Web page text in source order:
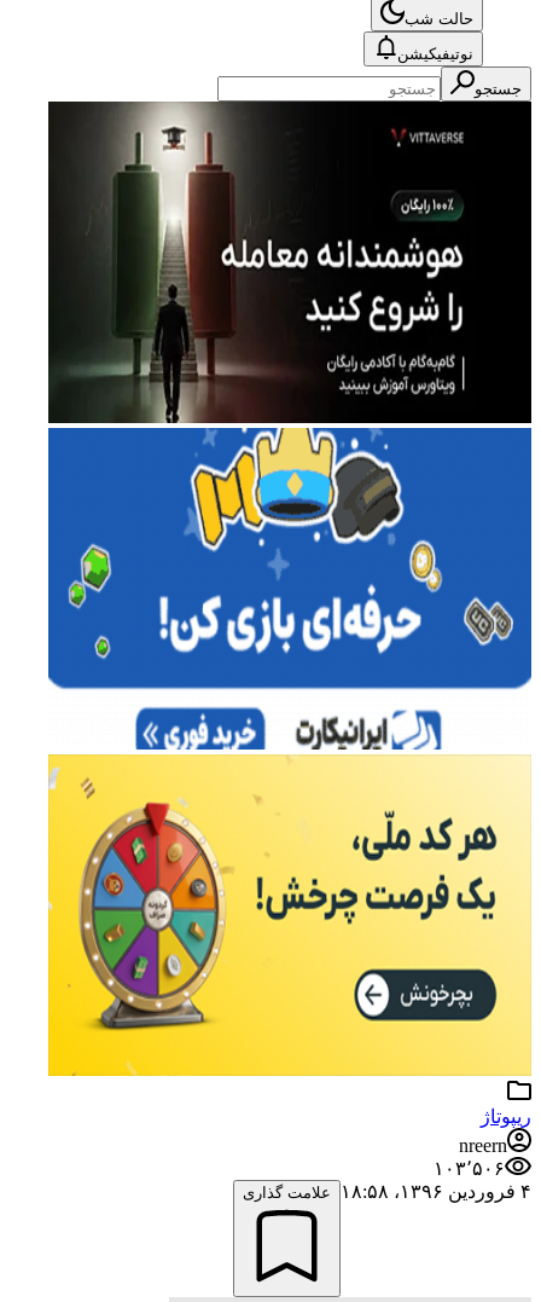
حالت شب
نوتیفیکیشن
جستجو
ریپوتاژ
nreern
۱۰۳٬۵۰۶
۴ فروردین ۱۳۹۶،‏ ۱۸:۵۸
علامت گذاری